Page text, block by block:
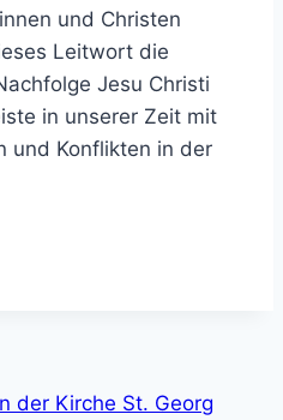
und Christen
Leitwort die
Jesu Christi
in unserer Zeit mit
und Konflikten in der
der Kirche St. Georg